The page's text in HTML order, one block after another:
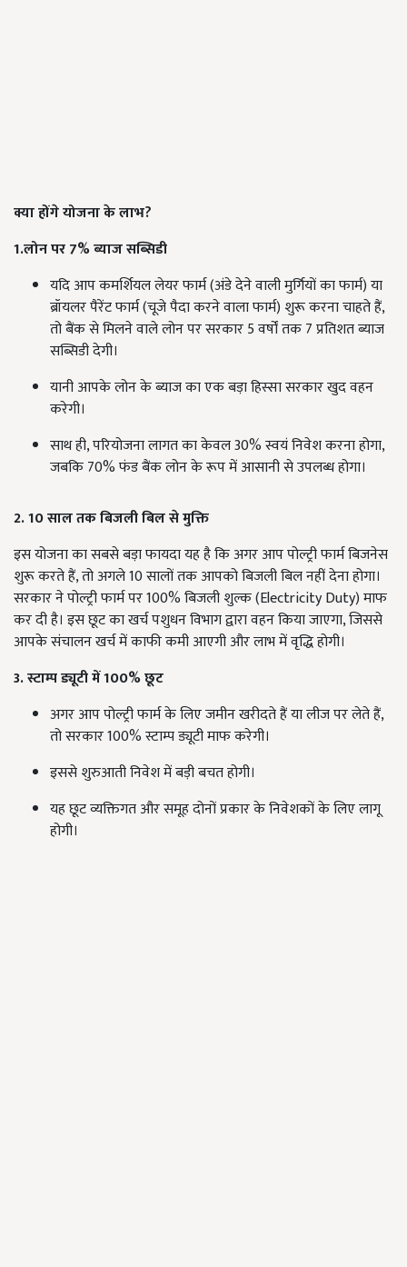
क्या होंगे योजना के लाभ?
1.लोन पर 7% ब्याज सब्सिडी
यदि आप कमर्शियल लेयर फार्म (अंडे देने वाली मुर्गियों का फार्म) या
ब्रॉयलर पैरेंट फार्म (चूजे पैदा करने वाला फार्म) शुरू करना चाहते हैं,
तो बैंक से मिलने वाले लोन पर सरकार 5 वर्षों तक 7 प्रतिशत ब्याज
सब्सिडी देगी।
यानी आपके लोन के ब्याज का एक बड़ा हिस्सा सरकार खुद वहन
करेगी।
साथ ही, परियोजना लागत का केवल 30% स्वयं निवेश करना होगा,
जबकि 70% फंड बैंक लोन के रूप में आसानी से उपलब्ध होगा।
2. 10 साल तक बिजली बिल से मुक्ति
इस योजना का सबसे बड़ा फायदा यह है कि अगर आप पोल्ट्री फार्म बिजनेस
शुरू करते हैं, तो अगले 10 सालों तक आपको बिजली बिल नहीं देना होगा।
सरकार ने पोल्ट्री फार्म पर 100% बिजली शुल्क (Electricity Duty) माफ
कर दी है। इस छूट का खर्च पशुधन विभाग द्वारा वहन किया जाएगा, जिससे
आपके संचालन खर्च में काफी कमी आएगी और लाभ में वृद्धि होगी।
3. स्टाम्प ड्यूटी में 100% छूट
अगर आप पोल्ट्री फार्म के लिए जमीन खरीदते हैं या लीज पर लेते हैं,
तो सरकार 100% स्टाम्प ड्यूटी माफ करेगी।
इससे शुरुआती निवेश में बड़ी बचत होगी।
यह छूट व्यक्तिगत और समूह दोनों प्रकार के निवेशकों के लिए लागू
होगी।